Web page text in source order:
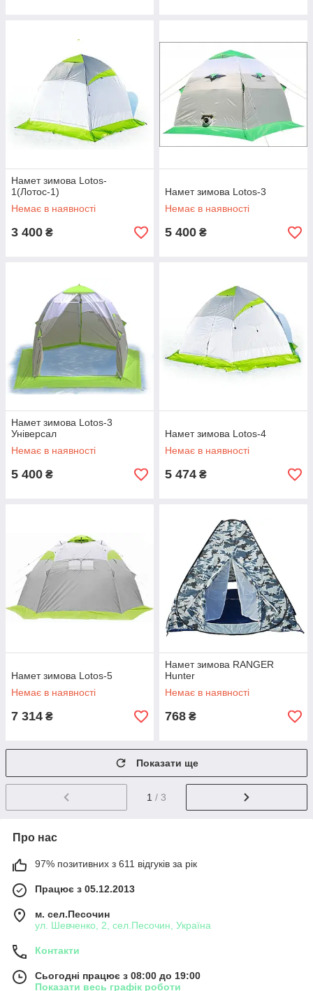
Намет зимова Lotos-
1(Лотос-1)
Немає в наявності
3 400 ₴
Намет зимова Lotos-3
Немає в наявності
5 400 ₴
Намет зимова Lotos-3
Універсал
Немає в наявності
5 400 ₴
Намет зимова Lotos-4
Немає в наявності
5 474 ₴
Намет зимова Lotos-5
Немає в наявності
7 314 ₴
Намет зимова RANGER
Hunter
Немає в наявності
768 ₴
Показати ще
1 / 3
Про нас
97% позитивних з 611 відгуків за рік
Працює з 05.12.2013
м. сел.Песочин
ул. Шевченко, 2, сел.Песочин, Україна
Контакти
Сьогодні працює з 08:00 до 19:00
Показати весь графік роботи